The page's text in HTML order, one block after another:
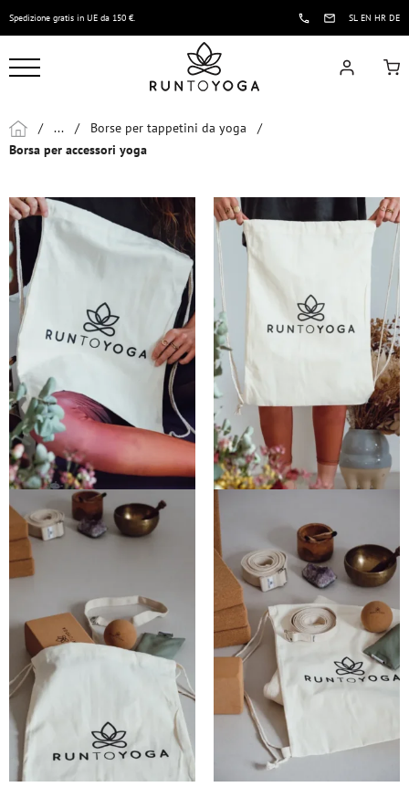
Spedizione gratis in UE da 150 €. SL EN HR DE
/ ... / Borse per tappetini da yoga
/
Borsa per accessori yoga